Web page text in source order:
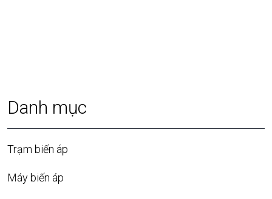
Danh mục
Trạm biến áp
Máy biến áp